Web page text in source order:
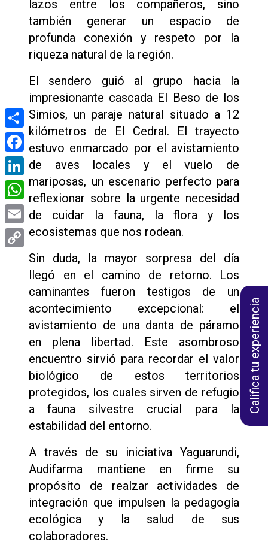
lazos entre los compañeros, sino
también generar un espacio de
profunda conexión y respeto por la
riqueza natural de la región.
El sendero guió al grupo hacia la
impresionante cascada El Beso de los
Simios, un paraje natural situado a 12
kilómetros de El Cedral. El trayecto
estuvo enmarcado por el avistamiento
de aves locales y el vuelo de
mariposas, un escenario perfecto para
reflexionar sobre la urgente necesidad
de cuidar la fauna, la flora y los
ecosistemas que nos rodean.
Sin duda, la mayor sorpresa del día
llegó en el camino de retorno. Los
caminantes fueron testigos de un
acontecimiento excepcional: el
avistamiento de una danta de páramo
en plena libertad. Este asombroso
encuentro sirvió para recordar el valor
biológico de estos territorios
protegidos, los cuales sirven de refugio
a fauna silvestre crucial para la
estabilidad del entorno.
A través de su iniciativa Yaguarundi,
Audifarma mantiene en firme su
propósito de realzar actividades de
integración que impulsen la pedagogía
ecológica y la salud de sus
colaboradores.
Compartir
Facebook
LinkedIn
WhatsApp
Email
Califica tu experiencia